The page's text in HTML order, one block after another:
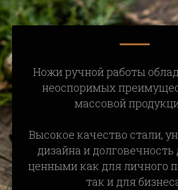
Ножи ручной работы
неоспоримых
массовой
Высокое качество стали,
дизайна и
ценными как для личного
так и для